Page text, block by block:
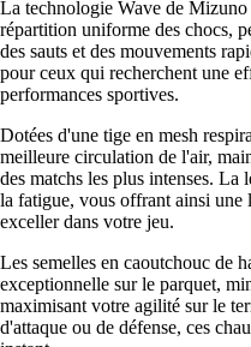
La technologie Wave de
répartition uniforme des chocs,
des sauts et des mouvements
pour ceux qui recherchent une
performances sportives.
Dotées d'une tige en mesh
meilleure circulation de l'air,
des matchs les plus intenses. La
la fatigue, vous offrant ainsi une
exceller dans votre jeu.
Les semelles en caoutchouc de
exceptionnelle sur le parquet,
maximisant votre agilité sur le
d'attaque ou de défense, ces